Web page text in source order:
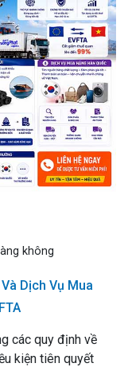
không
Dịch Vụ Mua
các quy định về
kiện tiên quyết